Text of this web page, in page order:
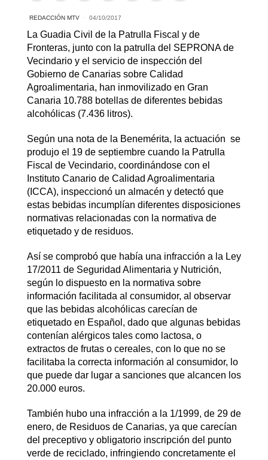
REDACCIÓN MTV 04/10/2017
La Guadia Civil de la Patrulla Fiscal y de
Fronteras, junto con la patrulla del SEPRONA de
Vecindario y el servicio de inspección del
Gobierno de Canarias sobre Calidad
Agroalimentaria, han inmovilizado en Gran
Canaria 10.788 botellas de diferentes bebidas
alcohólicas (7.436 litros).
Según una nota de la Benemérita, la actuación se
produjo el 19 de septiembre cuando la Patrulla
Fiscal de Vecindario, coordinándose con el
Instituto Canario de Calidad Agroalimentaria
(ICCA), inspeccionó un almacén y detectó que
estas bebidas incumplían diferentes disposiciones
normativas relacionadas con la normativa de
etiquetado y de residuos.
Así se comprobó que había una infracción a la Ley
17/2011 de Seguridad Alimentaria y Nutrición,
según lo dispuesto en la normativa sobre
información facilitada al consumidor, al observar
que las bebidas alcohólicas carecían de
etiquetado en Español, dado que algunas bebidas
contenían alérgicos tales como lactosa, o
extractos de frutas o cereales, con lo que no se
facilitaba la correcta información al consumidor, lo
que puede dar lugar a sanciones que alcancen los
20.000 euros.
También hubo una infracción a la 1/1999, de 29 de
enero, de Residuos de Canarias, ya que carecían
del preceptivo y obligatorio inscripción del punto
verde de reciclado, infringiendo concretamente el